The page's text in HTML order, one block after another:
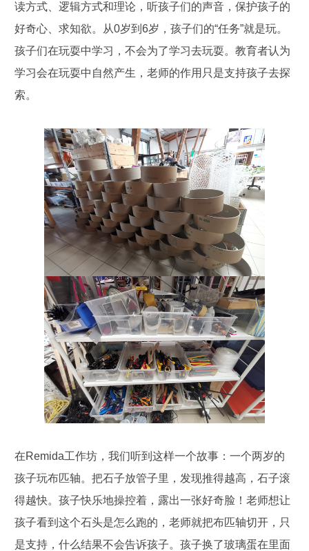
读方式、逻辑方式和理论，听孩子们的声音，保护孩子的
好奇心、求知欲。从0岁到6岁，孩子们的“任务”就是玩。
孩子们在玩耍中学习，不会为了学习去玩耍。教育者认为
学习会在玩耍中自然产生，老师的作用只是支持孩子去探
索。
在Remida工作坊，我们听到这样一个故事：一个两岁的
孩子玩布匹轴。把石子放管子里，发现推得越高，石子滚
得越快。孩子快乐地操控着，露出一张好奇脸！老师想让
孩子看到这个石头是怎么跑的，老师就把布匹轴切开，只
是支持，什么结果不会告诉孩子。孩子换了玻璃蛋在里面